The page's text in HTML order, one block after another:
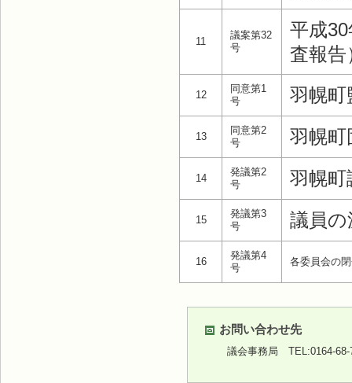
11
議案第32
号
平成
査報告
12
同意第1
号
羽幌
13
同意第2
号
羽幌町
14
発議第2
号
羽幌町
15
発議第3
号
議員
16
発議第4
号
各委員会の
お問い合わせ先
議会事務局 TEL:0164-